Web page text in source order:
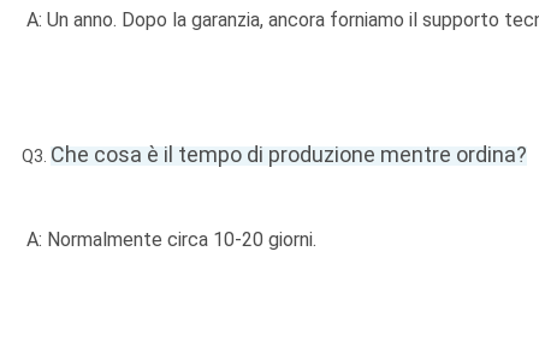
A: Un anno. Dopo la garanzia, ancora forniamo il supporto
Q3. Che cosa è il tempo di produzione mentre ordina?
A: Normalmente circa 10-20 giorni.